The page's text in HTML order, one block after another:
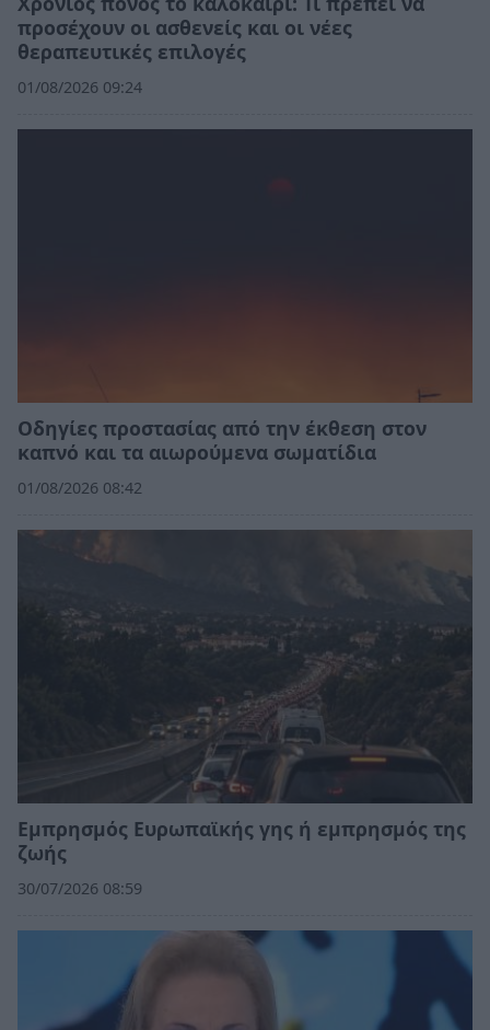
προσέχουν οι ασθενείς και οι νέες
θεραπευτικές επιλογές
01/08/2026 09:24
Οδηγίες προστασίας από την έκθεση στον
καπνό και τα αιωρούμενα σωματίδια
01/08/2026 08:42
Εμπρησμός Ευρωπαϊκής γης ή εμπρησμός της
ζωής
30/07/2026 08:59